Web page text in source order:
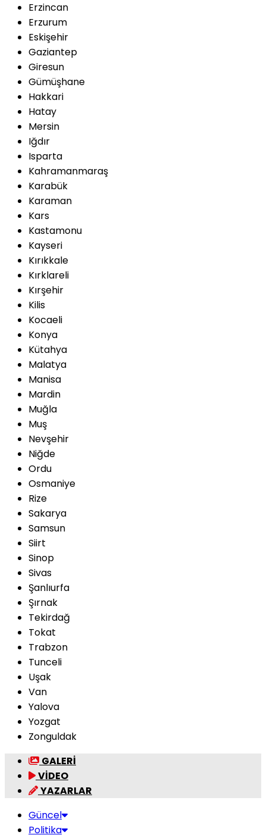
Erzincan
Erzurum
Eskişehir
Gaziantep
Giresun
Gümüşhane
Hakkari
Hatay
Mersin
Iğdır
Isparta
Kahramanmaraş
Karabük
Karaman
Kars
Kastamonu
Kayseri
Kırıkkale
Kırklareli
Kırşehir
Kilis
Kocaeli
Konya
Kütahya
Malatya
Manisa
Mardin
Muğla
Muş
Nevşehir
Niğde
Ordu
Osmaniye
Rize
Sakarya
Samsun
Siirt
Sinop
Sivas
Şanlıurfa
Şırnak
Tekirdağ
Tokat
Trabzon
Tunceli
Uşak
Van
Yalova
Yozgat
Zonguldak
GALERİ
VİDEO
YAZARLAR
Güncel
Politika